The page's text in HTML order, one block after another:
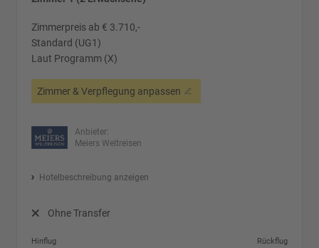
Zimmerpreis ab € 3.710,-
Standard (UG1)
Laut Programm (X)
Zimmer & Verpflegung anpassen
Anbieter:
Meiers Weltreisen
Hotelbeschreibung anzeigen
Ohne Transfer
Hinflug
Rückflug